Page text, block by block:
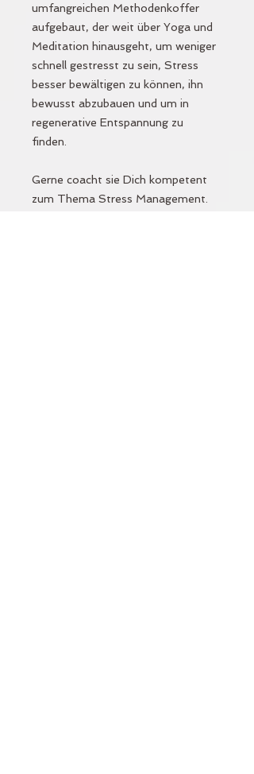
umfangreichen Methodenkoffer
aufgebaut, der weit über Yoga und
Meditation hinausgeht, um weniger
schnell gestresst zu sein, Stress
besser bewältigen zu können, ihn
bewusst abzubauen und um in
regenerative Entspannung zu
finden.
Gerne coacht sie Dich kompetent
zum Thema Stress Management.